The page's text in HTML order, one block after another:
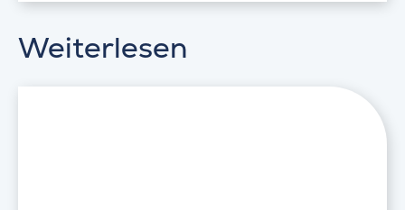
Weiterlesen